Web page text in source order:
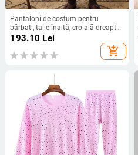
Pantaloni de costum pentru
bărbați, talie înaltă, croială dreaptă,
fără cute, țesătură poliester 95,5%,
toamnă.
193.10 Lei
add_shopping_cart